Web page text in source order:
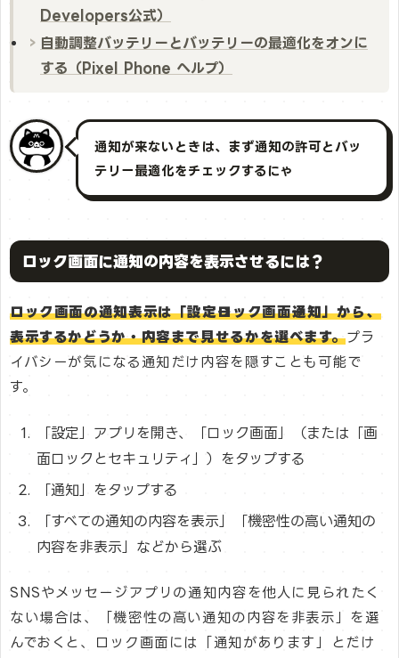
Developers公式）
自動調整バッテリーとバッテリーの最適化をオンに
する（Pixel Phone ヘルプ）
通知が来ないときは、まず通知の許可とバッ
テリー最適化をチェックするにゃ
ロック画面に通知の内容を表示させるには？
ロック画面の通知表示は「設定→ロック画面→通知」から、
表示するかどうか・内容まで見せるかを選べます。プラ
イバシーが気になる通知だけ内容を隠すことも可能で
す。
「設定」アプリを開き、「ロック画面」（または「画
面ロックとセキュリティ」）をタップする
「通知」をタップする
「すべての通知の内容を表示」「機密性の高い通知の
内容を非表示」などから選ぶ
SNSやメッセージアプリの通知内容を他人に見られたく
ない場合は、「機密性の高い通知の内容を非表示」を選
んでおくと、ロック画面には「通知があります」とだけ